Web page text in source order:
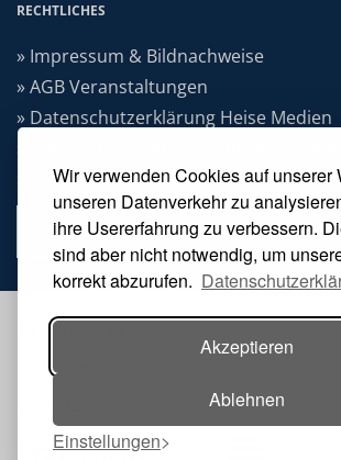
Wir verwenden Cookies auf unserer
unseren Datenverkehr zu
ihre Usererfahrung zu verbessern.
sind aber nicht notwendig, um
korrekt abzurufen.
Akzeptieren
Ablehnen
Einstellungen
RECHTLICHES
» Impressum & Bildnachweise
» AGB Veranstaltungen
» Datenschutzerklärung Heise Medien
» Datenschutzerklärung Rheinwerk
» Cookie-Einstellungen ändern
» Vertrag widerrufen
VERANSTALTER